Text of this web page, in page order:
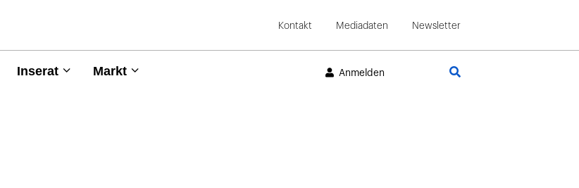
Kontakt Mediadaten Newsletter
Inserat Markt Anmelden